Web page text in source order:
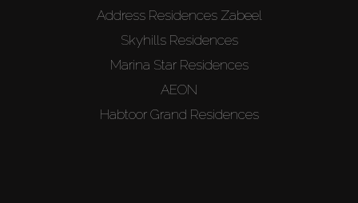
Address Residences Zabeel
Skyhills Residences
Marina Star Residences
AEON
Habtoor Grand Residences